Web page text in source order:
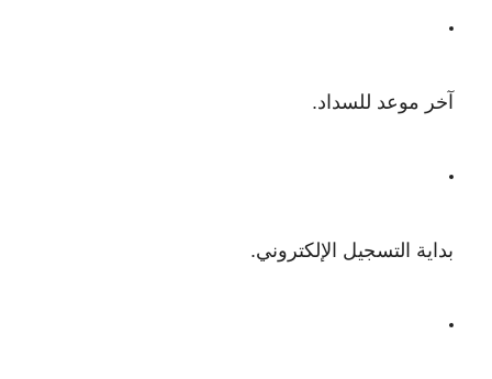
آخر موعد للسداد.
بداية التسجيل الإلكتروني.